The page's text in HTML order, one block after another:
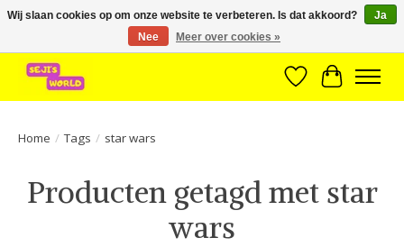
Brede assortiment direct leverbaar uit voorraad!
Verlanglijst
Home / Tags / star wars
Producten getagd met star
wars
Wij slaan cookies op om onze website te verbeteren. Is dat akkoord?
Ja
Nee
Meer over cookies »